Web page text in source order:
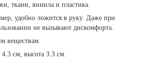
ткани, винила и пластика.
удобно ложится в руку. Даже при
не вызывают дискомфорта.
веществам.
см, высота 3.3 см.